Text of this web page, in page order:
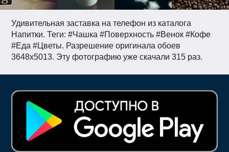
Удивительная заставка на телефон из каталога
Напитки. Теги: #Чашка #Поверхность #Венок #Кофе
#Еда #Цветы. Разрешение оригинала обоев
3648x5013. Эту фотографию уже скачали 315 раз.